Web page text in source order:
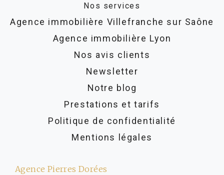
Nos services
Agence immobilière Villefranche sur Saône
Agence immobilière Lyon
Nos avis clients
Newsletter
Notre blog
Prestations et tarifs
Politique de confidentialité
Mentions légales
Agence Pierres Dorées